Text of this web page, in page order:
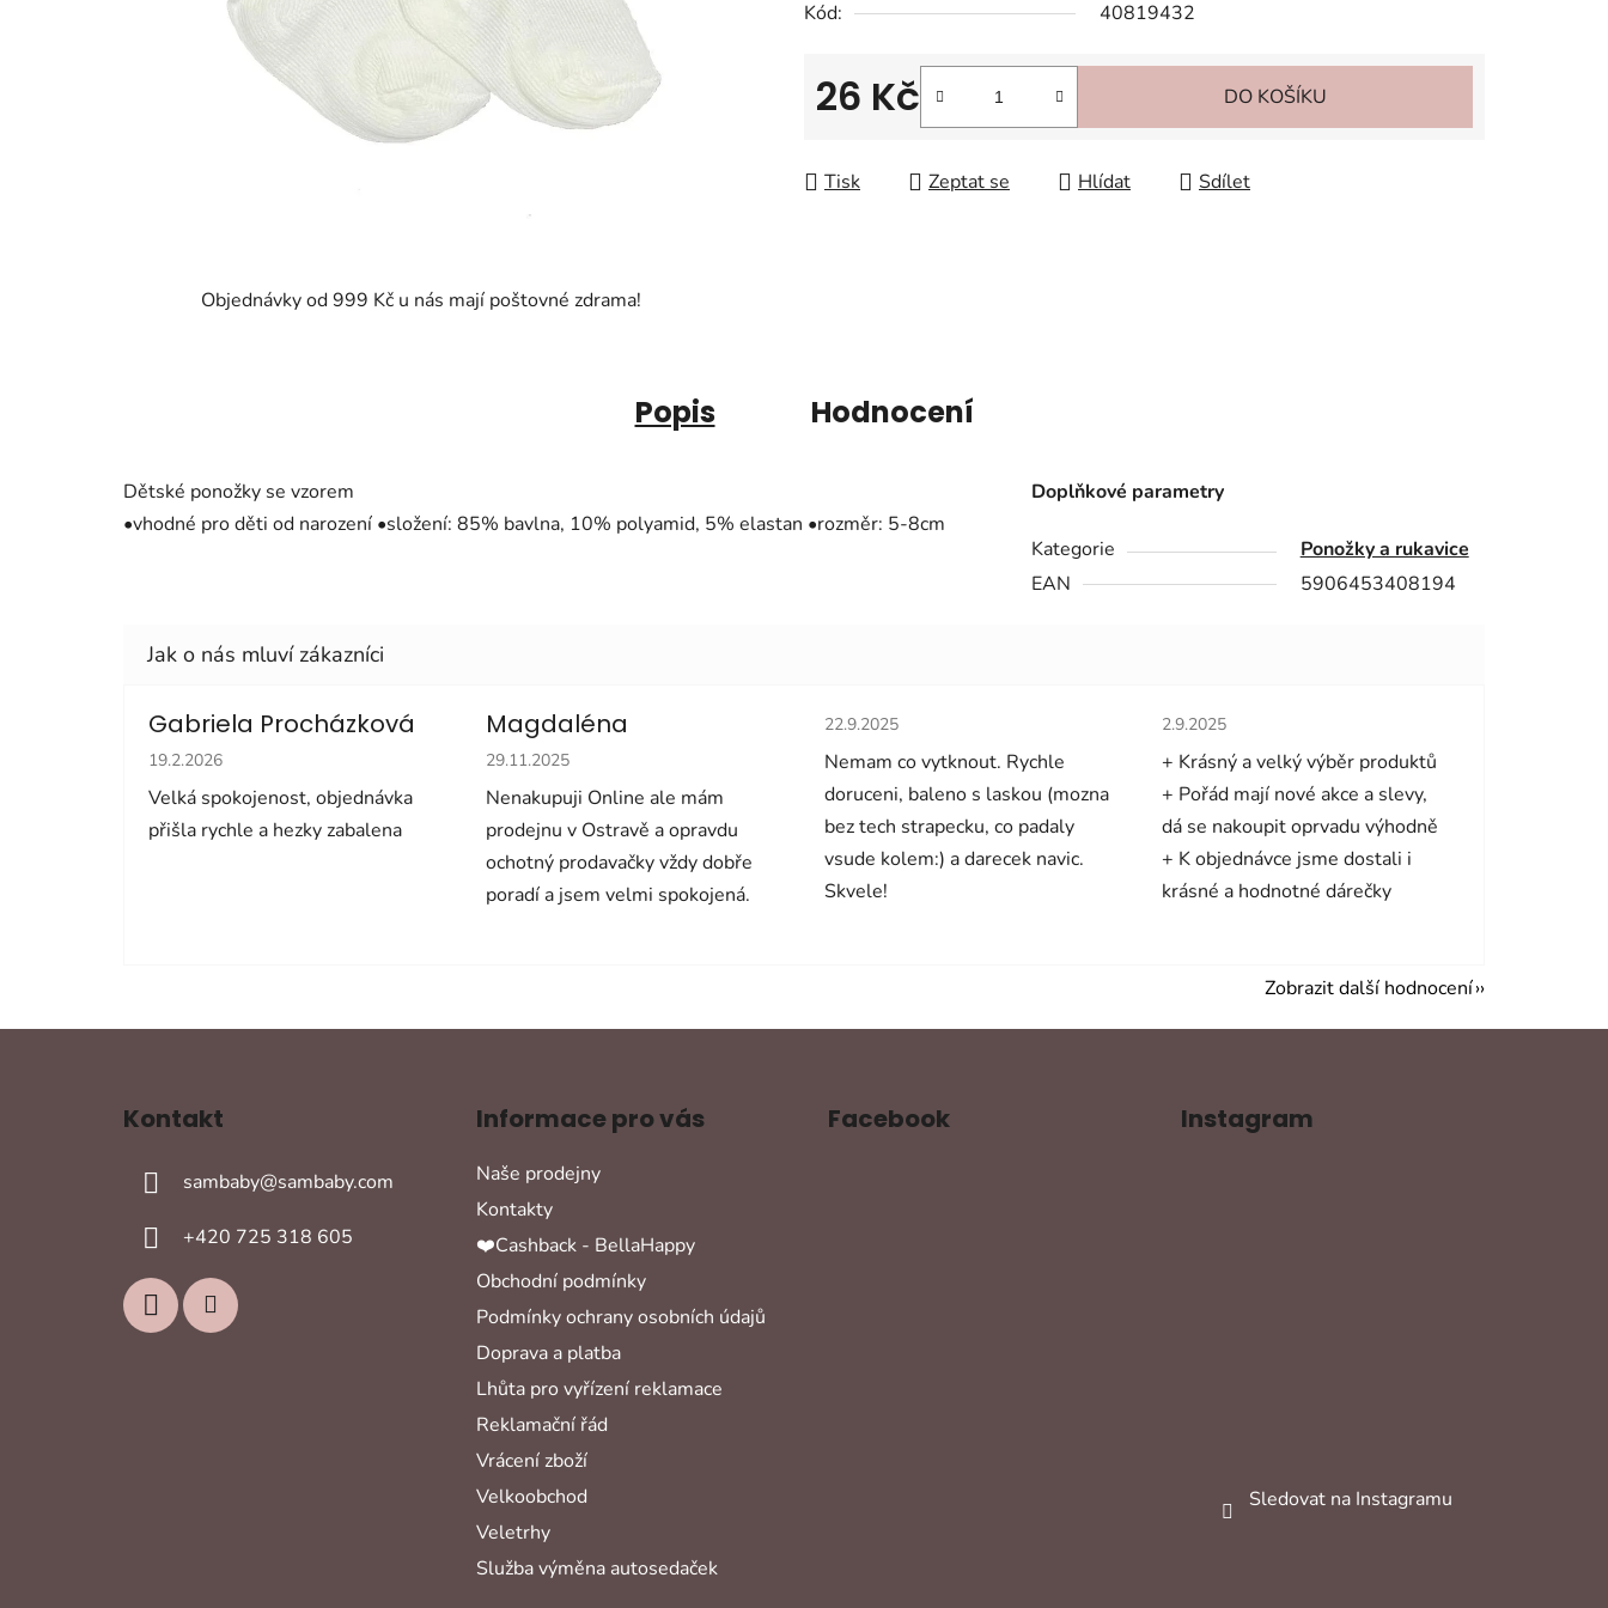
z
hvězdiček.
Kód:
40819432
26 Kč DO KOŠÍKU
Tisk Zeptat se Hlídat Sdílet
Objednávky od 999 Kč u nás mají poštovné zdrama!
Popis Hodnocení
Dětské ponožky se vzorem
•vhodné pro děti od narození •složení: 85% bavlna, 10% polyamid, 5% elastan •rozměr: 5-8cm
Doplňkové parametry
Kategorie
Ponožky a rukavice
EAN
5906453408194
Gabriela Procházková
Hodnocení obchodu je 5 z 5 hvězdiček.
19.2.2026
Velká spokojenost, objednávka
přišla rychle a hezky zabalena
Magdaléna
Hodnocení obchodu je 5 z 5 hvězdiček.
29.11.2025
Nenakupuji Online ale mám
prodejnu v Ostravě a opravdu
ochotný prodavačky vždy dobře
poradí a jsem velmi spokojená.
Hodnocení obchodu je 5 z 5 hvězdiček.
22.9.2025
Nemam co vytknout. Rychle
doruceni, baleno s laskou (mozna
bez tech strapecku, co padaly
vsude kolem:) a darecek navic.
Skvele!
Hodnocení obchodu je 5 z 5 hvězdiček.
2.9.2025
+ Krásný a velký výběr produktů
+ Pořád mají nové akce a slevy,
dá se nakoupit oprvadu výhodně
+ K objednávce jsme dostali i
krásné a hodnotné dárečky
Zobrazit další hodnocení
Kontakt
sambaby@sambaby.com
+420 725 318 605
Informace pro vás
Naše prodejny
Kontakty
❤️Cashback - BellaHappy
Obchodní podmínky
Podmínky ochrany osobních údajů
Doprava a platba
Lhůta pro vyřízení reklamace
Reklamační řád
Vrácení zboží
Velkoobchod
Veletrhy
Služba výměna autosedaček
Facebook Instagram
Sledovat na Instagramu